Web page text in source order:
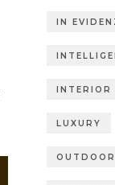
IN
INTERIOR
LUXURY
OUTDOOR